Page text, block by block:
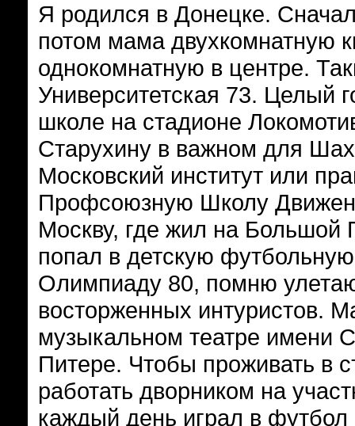
Я родился в Донецке.
потом мама двухкомнатную
однокомнатную в центре.
Университетская 73. Целый
школе на стадионе
Старухину в важном для
Московский институт или
Профсоюзную Школу
Москву, где жил на Большой
попал в детскую
Олимпиаду 80, помню
восторженных интуристов.
музыкальном театре имени
Питере. Чтобы проживать в
работать дворником на
каждый день играл в футбол